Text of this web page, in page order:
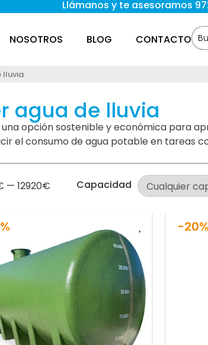
Llámanos y te asesoramos
NOSOTROS BLOG CONTACTO
lluvia
agua de lluvia
opción sostenible y económica para
el consumo de agua potable en tareas
—12920€ Capacidad
-20%